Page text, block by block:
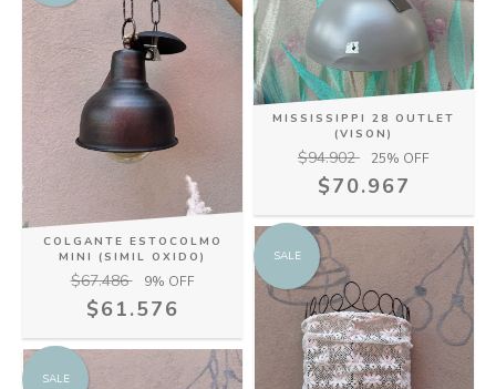
COLGANTE ESTOCOLMO
MINI (SIMIL OXIDO)
$67.486 9% OFF
$61.576
MISSISSIPPI 28 OUTLET
(VISON)
$94.902 25% OFF
$70.967
SALE
SALE